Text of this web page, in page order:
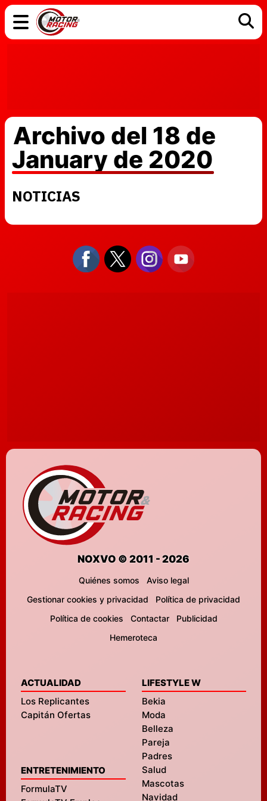
Archivo del 18 de
January de 2020
NOTICIAS
NOXVO © 2011 - 2026
Quiénes somos
Aviso legal
Gestionar cookies y privacidad
Política de privacidad
Política de cookies
Contactar
Publicidad
Hemeroteca
ACTUALIDAD
Los Replicantes
Capitán Ofertas
ENTRETENIMIENTO
FormulaTV
LIFESTYLE W
Bekia
Moda
Belleza
Pareja
Padres
Salud
Mascotas
Navidad